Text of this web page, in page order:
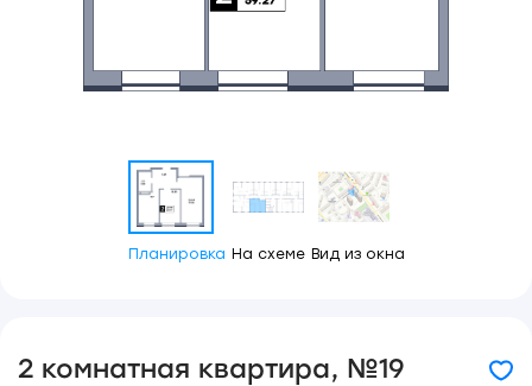
Планировка На схеме Вид из окна
2 комнатная квартира, №19